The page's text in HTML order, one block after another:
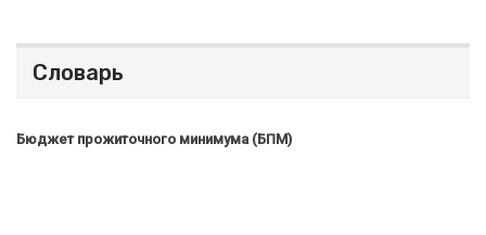
Словарь
Бюджет прожиточного минимума (БПМ)